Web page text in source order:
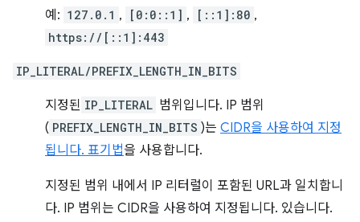
예: 127.0.1 , [0:0::1] , [::1]:80 ,
https://[::1]:443
IP_LITERAL/PREFIX_LENGTH_IN_BITS
지정된 IP_LITERAL 범위입니다. IP 범위
( PREFIX_LENGTH_IN_BITS )는 CIDR을 사용하여 지정
됩니다. 표기법을 사용합니다.
지정된 범위 내에서 IP 리터럴이 포함된 URL과 일치합니
다. IP 범위는 CIDR을 사용하여 지정됩니다. 있습니다.